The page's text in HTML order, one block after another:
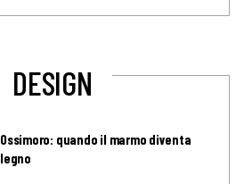
DESIGN
Ossimoro: quando il marmo diventa
legno